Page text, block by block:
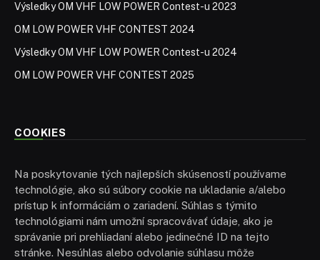
Výsledky OM VHF LOW POWER Contest-u 2023
OM LOW POWER VHF CONTEST 2024
Výsledky OM VHF LOW POWER Contest-u 2024
OM LOW POWER VHF CONTEST 2025
COOKIES
Na poskytovanie tých najlepších skúseností používame
technológie, ako sú súbory cookie na ukladanie a/alebo
prístup k informáciám o zariadení. Súhlas s týmito
technológiami nám umožní spracovávať údaje, ako je
správanie pri prehliadaní alebo jedinečné ID na tejto
stránke. Nesúhlas alebo odvolanie súhlasu môže